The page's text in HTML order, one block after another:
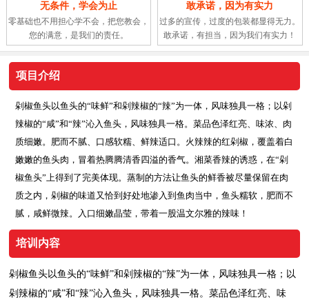
无条件，学会为止
零基础也不用担心学不会，把您教会，
您的满意，是我们的责任。
敢承诺，因为有实力
过多的宣传，过度的包装都显得无力。
敢承诺，有担当，因为我们有实力！
项目介绍
剁椒鱼头以鱼头的“味鲜”和剁辣椒的“辣”为一体，风味独具一格；以剁
辣椒的“咸”和“辣”沁入鱼头，风味独具一格。菜品色泽红亮、味浓、肉
质细嫩。肥而不腻、口感软糯、鲜辣适口。火辣辣的红剁椒，覆盖着白
嫩嫩的鱼头肉，冒着热腾腾清香四溢的香气。湘菜香辣的诱惑，在“剁
椒鱼头”上得到了完美体现。蒸制的方法让鱼头的鲜香被尽量保留在肉
质之内，剁椒的味道又恰到好处地渗入到鱼肉当中，鱼头糯软，肥而不
腻，咸鲜微辣。入口细嫩晶莹，带着一股温文尔雅的辣味！
培训内容
剁椒鱼头以鱼头的“味鲜”和剁辣椒的“辣”为一体，风味独具一格；以
剁辣椒的“咸”和“辣”沁入鱼头，风味独具一格。菜品色泽红亮、味